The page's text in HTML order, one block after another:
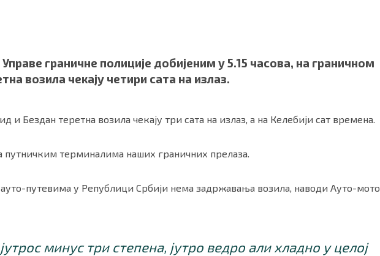
граничне полиције добијеним у 5.15 часова, на граничном
возила чекају четири сата на излаз.
Бездан теретна возила чекају три сата на излаз, а на Келебији сат времена.
терминалима наших граничних прелаза.
путевима у Републици Србији нема задржавања возила, наводи Ауто-мото
минус три степена, јутро ведро али хладно у целој